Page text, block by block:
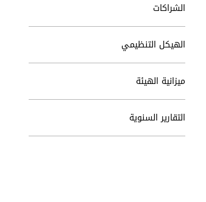
الشراكات
الهيكل التنظيمي
ميزانية الهيئة
التقارير السنوية